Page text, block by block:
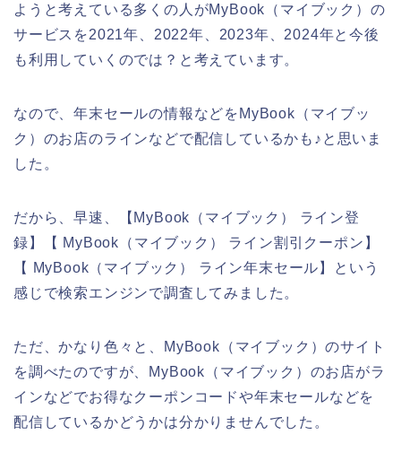
ようと考えている多くの人がMyBook（マイブック）の
サービスを2021年、2022年、2023年、2024年と今後
も利用していくのでは？と考えています。
なので、年末セールの情報などをMyBook（マイブッ
ク）のお店のラインなどで配信しているかも♪と思いま
した。
だから、早速、【MyBook（マイブック） ライン登
録】【 MyBook（マイブック） ライン割引クーポン】
【 MyBook（マイブック） ライン年末セール】という
感じで検索エンジンで調査してみました。
ただ、かなり色々と、MyBook（マイブック）のサイト
を調べたのですが、MyBook（マイブック）のお店がラ
インなどでお得なクーポンコードや年末セールなどを
配信しているかどうかは分かりませんでした。